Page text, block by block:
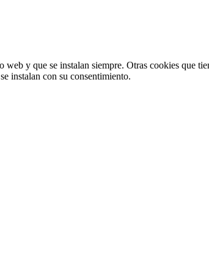
y que se instalan siempre. Otras cookies que
instalan con su consentimiento.